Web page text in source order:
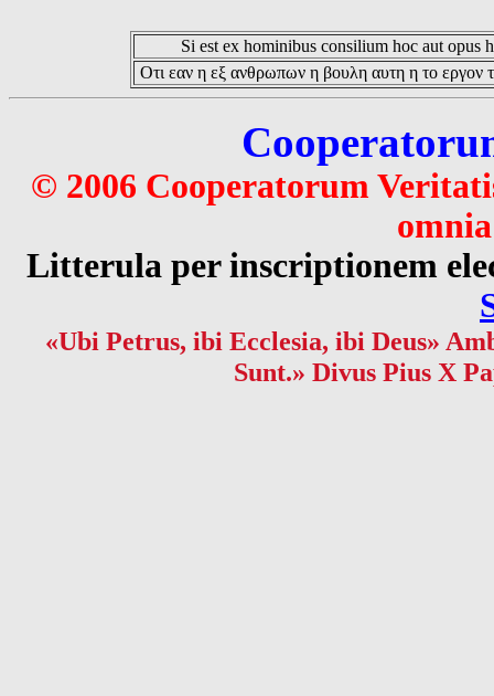
Si est ex hominibus consilium hoc aut opus
Οτι εαν η εξ ανθρωπων η βουλη αυτη η το εργον
© 2006 Cooperatorum
Litterula per inscriptionem
«Ubi Petrus, ibi Ecclesia, ibi Deus»
Sunt.» Divus Pius X